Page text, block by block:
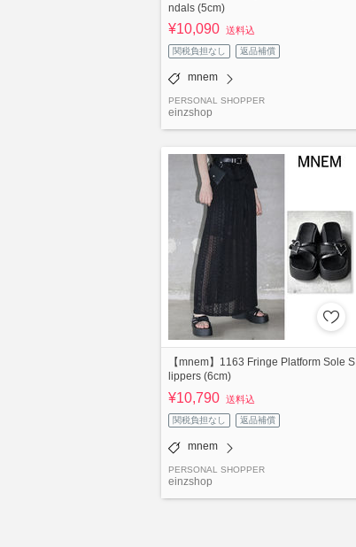
ndals (5cm)
¥10,090 送料込
関税負担なし 返品補償
mnem
PERSONAL SHOPPER
einzshop
【mnem】1163 Fringe Platform Sole S
lippers (6cm)
¥10,790 送料込
関税負担なし 返品補償
mnem
PERSONAL SHOPPER
einzshop